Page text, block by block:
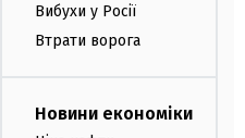
Вибухи у Росії
Втрати ворога
Новини економіки